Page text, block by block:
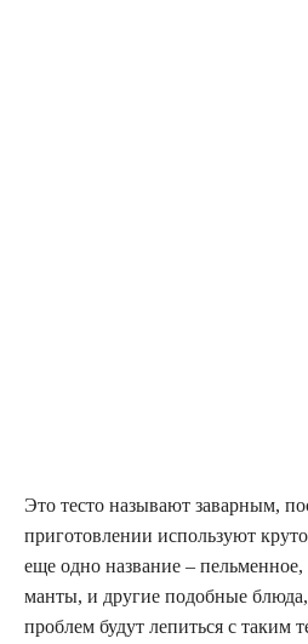
Это тесто называют заварным,
приготовлении используют
еще одно название –
манты, и другие подобные блюда,
проблем будут лепиться с таким